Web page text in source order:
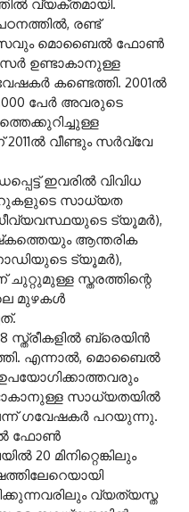
വ്യക്തമായി.
രണ്ട്
മൊബൈല്‍ ഫോണ്‍
ഉണ്ടാകാനുള്ള
കണ്ടെത്തി. 2001ല്‍
പേര്‍ അവരുടെ
വീണ്ടും സര്‍വ്വേ
ഇവരില്‍ വിവിധ
സാധ്യത
ട്യൂമര്‍),
ആന്തരിക
ട്യൂമര്‍),
ചുറ്റുമുള്ള സ്തരത്തിന്റെ
മുഴകള്‍
സ്ത്രീകളില്‍ ബ്രെയിന്‍
എന്നാല്‍, മൊബൈല്‍
സാധ്യതയില്‍
ഗവേഷകര്‍ പറയുന്നു.
ഫോണ്‍
20 മിനിറ്റെങ്കിലും
വ്യത്യസ്ത